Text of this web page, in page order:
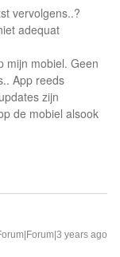
vervolgens..?
adequat
mijn mobiel. Geen
App reeds
zijn
de mobiel alsook
years ago